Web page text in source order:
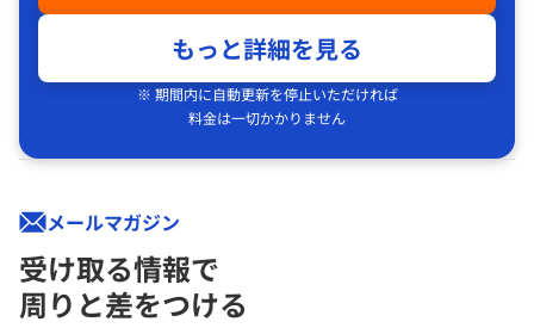
もっと詳細を見る
※ 期間内に自動更新を停止いただければ
料金は一切かかりません
メールマガジン
受け取る情報で
周りと差をつける